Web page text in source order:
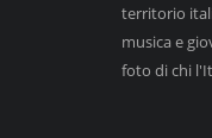
territorio
musica e
foto di chi